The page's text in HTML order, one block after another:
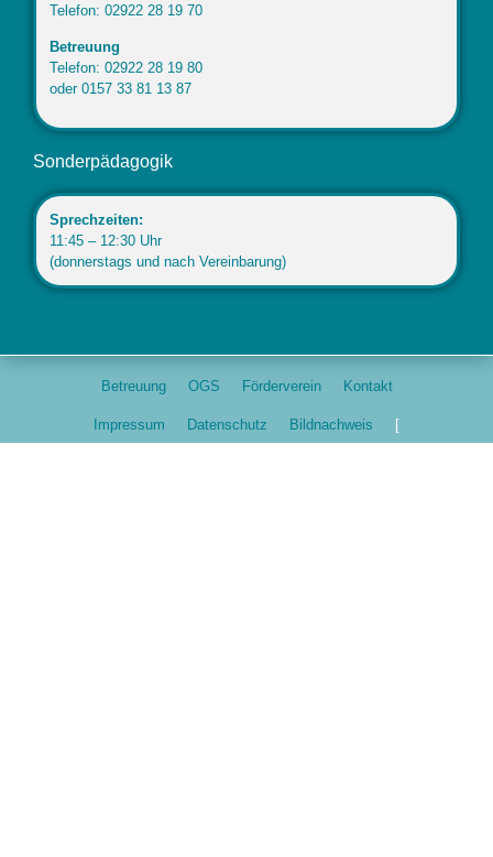
Telefon: 02922 28 19 70
Betreuung
Telefon: 02922 28 19 80
oder 0157 33 81 13 87
Sonderpädagogik
Sprechzeiten:
11:45 – 12:30 Uhr
(donnerstags und nach Vereinbarung)
Betreuung OGS Förderverein Kontakt
Impressum Datenschutz Bildnachweis [